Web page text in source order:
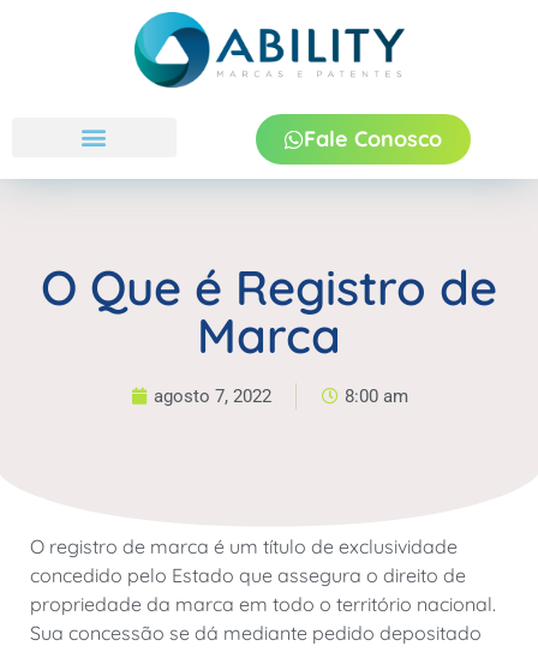
Fale Conosco
O Que é Registro de
Marca
agosto 7, 2022 8:00 am
O registro de marca é um título de exclusividade
concedido pelo Estado que assegura o direito de
propriedade da marca em todo o território nacional.
Sua concessão se dá mediante pedido depositado